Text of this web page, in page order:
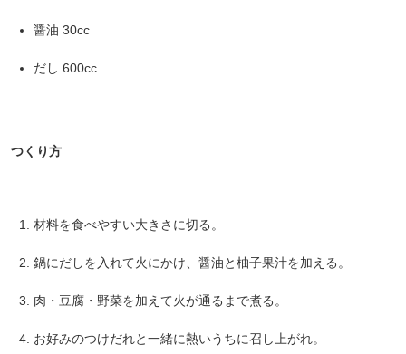
醤油 30cc
だし 600cc
つくり方
材料を食べやすい大きさに切る。
鍋にだしを入れて火にかけ、醤油と柚子果汁を加える。
肉・豆腐・野菜を加えて火が通るまで煮る。
お好みのつけだれと一緒に熱いうちに召し上がれ。